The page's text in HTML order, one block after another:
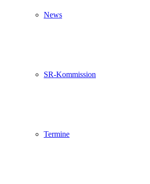
News
SR-Kommission
Termine